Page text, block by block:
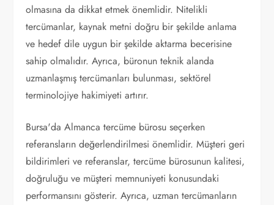
olmasına da dikkat etmek önemlidir. Nitelikli
tercümanlar, kaynak metni doğru bir şekilde anlama
ve hedef dile uygun bir şekilde aktarma becerisine
sahip olmalıdır. Ayrıca, büronun teknik alanda
uzmanlaşmış tercümanları bulunması, sektörel
terminolojiye hakimiyeti artırır.
Bursa'da Almanca tercüme bürosu seçerken
referansların değerlendirilmesi önemlidir. Müşteri geri
bildirimleri ve referanslar, tercüme bürosunun kalitesi,
doğruluğu ve müşteri memnuniyeti konusundaki
performansını gösterir. Ayrıca, uzman tercümanların